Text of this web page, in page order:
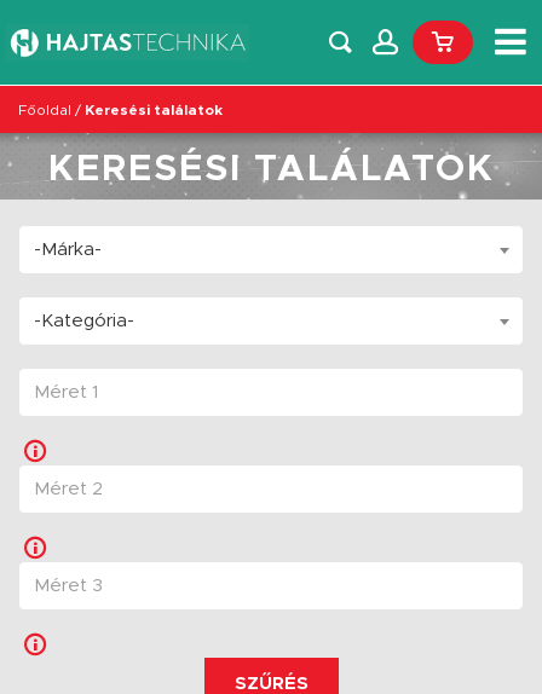
Főoldal / Keresési találatok
KERESÉSI TALÁLATOK
-Márka-
-Kategória-
SZŰRÉS